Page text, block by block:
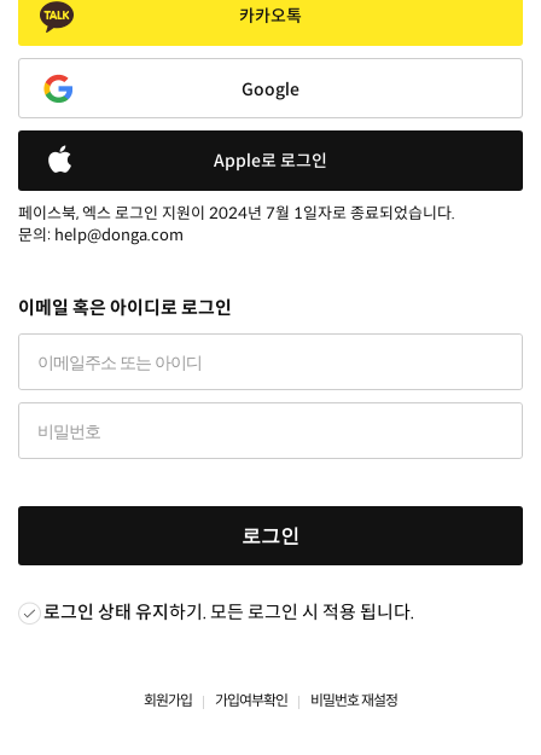
카카오톡
Google
Apple로 로그인
페이스북, 엑스 로그인 지원이 2024년 7월 1일자로 종료되었습니다.
문의: help@donga.com
이메일 혹은 아이디로 로그인
로그인
로그인 상태 유지하기. 모든 로그인 시 적용 됩니다.
회원가입 가입여부확인 비밀번호 재설정